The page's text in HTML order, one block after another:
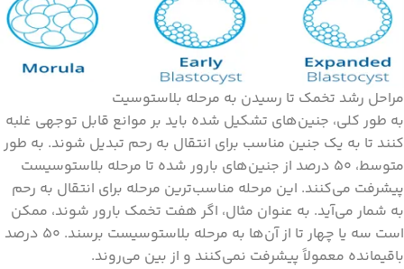
مراحل رشد تخمک تا رسیدن به مرحله بلاستوسیت
به طور کلی، جنین‌های تشکیل شده باید بر موانع قابل توجهی غلبه
کنند تا به یک جنین مناسب برای انتقال به رحم تبدیل شوند. به طور
متوسط، 50 درصد از جنین‌های بارور شده تا مرحله بلاستوسیست
پیشرفت می‌کنند. این مرحله مناسب‌ترین مرحله برای انتقال به رحم
به شمار می‌آید. به عنوان مثال، اگر هفت تخمک بارور شوند، ممکن
است سه یا چهار تا از آن‌ها به مرحله بلاستوسیست برسند. 50 درصد
باقیمانده معمولاً پیشرفت نمی‌کنند و از بین می‌روند.